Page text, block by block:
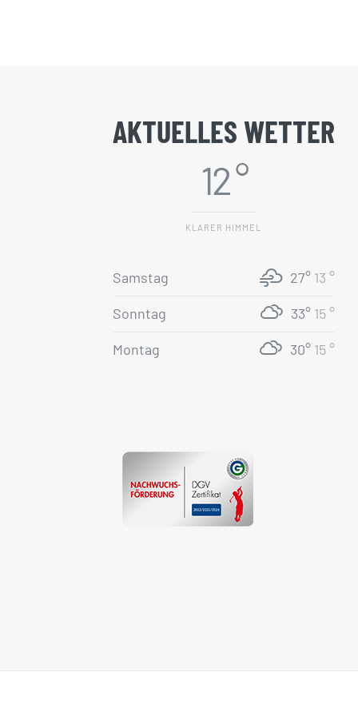
AKTUELLES WETTER
12 °
KLARER HIMMEL
Samstag 27° 13 °
Sonntag 33° 15 °
Montag 30° 15 °